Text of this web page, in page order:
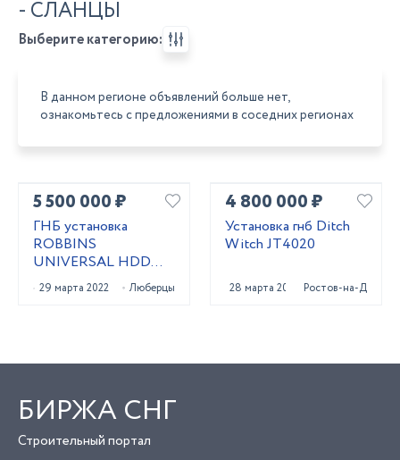
- СЛАНЦЫ
Выберите категорию:
В данном регионе объявлений больше нет,
ознакомьтесь с предложениями в соседних регионах
5 500 000 ₽
ГНБ установка
ROBBINS
UNIVERSAL HDD
UNI 24x40
29 марта 2022 Люберцы
4 800 000 ₽
Установка гнб Ditch
Witch JT4020
28 марта 2023 Ростов-на-Дону
БИРЖА СНГ
Строительный портал